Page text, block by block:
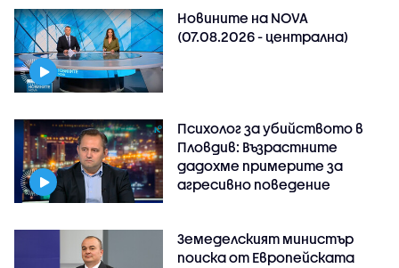
Новините на NOVA
(07.08.2026 - централна)
Психолог за убийството в
Пловдив: Възрастните
дадохме примерите за
агресивно поведение
Земеделският министър
поиска от Европейската